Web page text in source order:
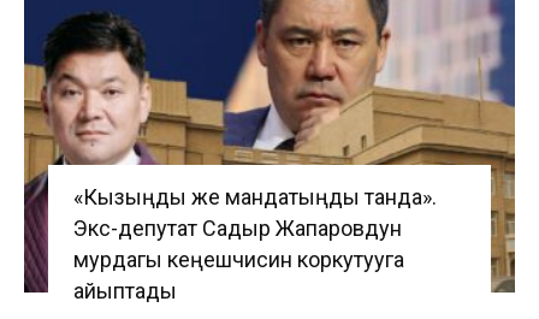
«Кызыңды же мандатыңды танда».
Экс-депутат Садыр Жапаровдун
мурдагы кеңешчисин коркутууга
айыптады